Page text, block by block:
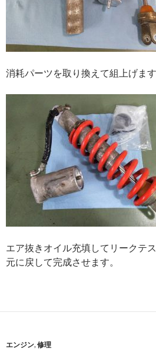
消耗パーツを取り換えて組上げます
エア抜きオイル充填してリークテ
元に戻して完成させます。
エンジン,修理